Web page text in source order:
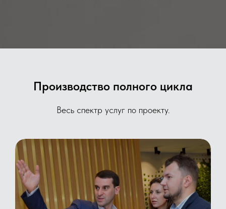
Производство полного цикла
Весь спектр услуг по проекту.